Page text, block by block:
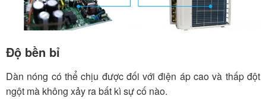
Độ bền bỉ
Dàn nóng có thể chịu được đối với điện áp cao và thấp đột
ngột mà không xảy ra bất kì sự cố nào.